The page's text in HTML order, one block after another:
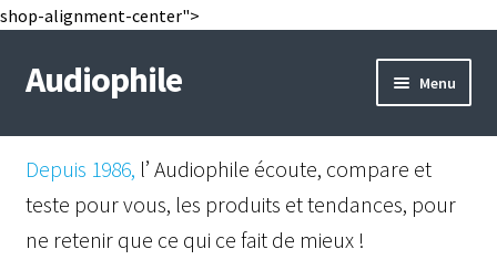
shop-alignment-center">
Aller
à
Aller
au
Audiophile Menu
Mail
Shop
Instagram
Depuis 1986, l’ Audiophile écoute, compare et
teste pour vous, les produits et tendances, pour
ne retenir que ce qui ce fait de mieux !